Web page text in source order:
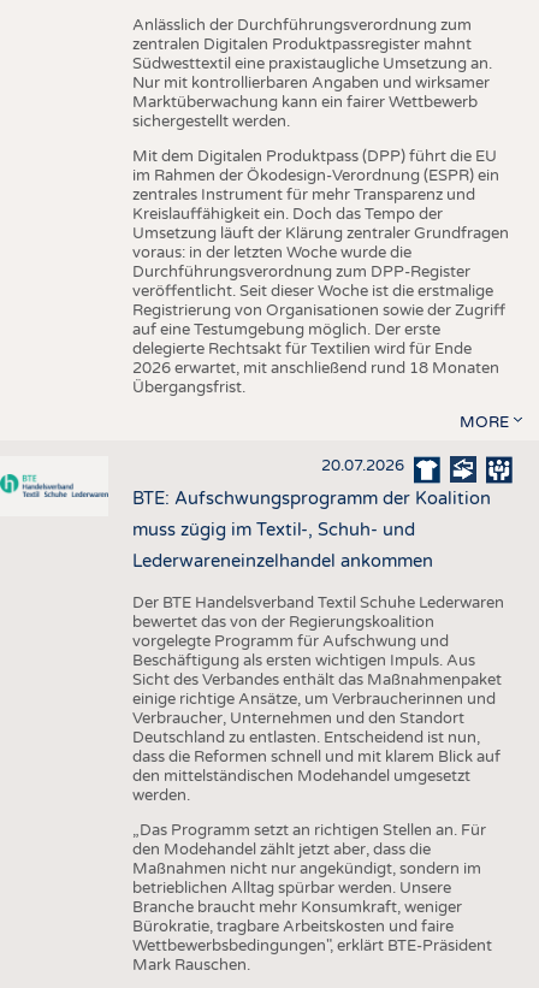
Anlässlich der Durchführungsverordnung zum
zentralen Digitalen Produktpassregister mahnt
Südwesttextil eine praxistaugliche Umsetzung an.
Nur mit kontrollierbaren Angaben und wirksamer
Marktüberwachung kann ein fairer Wettbewerb
sichergestellt werden.
Mit dem Digitalen Produktpass (DPP) führt die EU
im Rahmen der Ökodesign-Verordnung (ESPR) ein
zentrales Instrument für mehr Transparenz und
Kreislauffähigkeit ein. Doch das Tempo der
Umsetzung läuft der Klärung zentraler Grundfragen
voraus: in der letzten Woche wurde die
Durchführungsverordnung zum DPP-Register
veröffentlicht. Seit dieser Woche ist die erstmalige
Registrierung von Organisationen sowie der Zugriff
auf eine Testumgebung möglich. Der erste
delegierte Rechtsakt für Textilien wird für Ende
2026 erwartet, mit anschließend rund 18 Monaten
Übergangsfrist.
MORE
20.07.2026
BTE: Aufschwungsprogramm der Koalition
muss zügig im Textil-, Schuh- und
Lederwareneinzelhandel ankommen
Der BTE Handelsverband Textil Schuhe Lederwaren
bewertet das von der Regierungskoalition
vorgelegte Programm für Aufschwung und
Beschäftigung als ersten wichtigen Impuls. Aus
Sicht des Verbandes enthält das Maßnahmenpaket
einige richtige Ansätze, um Verbraucherinnen und
Verbraucher, Unternehmen und den Standort
Deutschland zu entlasten. Entscheidend ist nun,
dass die Reformen schnell und mit klarem Blick auf
den mittelständischen Modehandel umgesetzt
werden.
„Das Programm setzt an richtigen Stellen an. Für
den Modehandel zählt jetzt aber, dass die
Maßnahmen nicht nur angekündigt, sondern im
betrieblichen Alltag spürbar werden. Unsere
Branche braucht mehr Konsumkraft, weniger
Bürokratie, tragbare Arbeitskosten und faire
Wettbewerbsbedingungen", erklärt BTE-Präsident
Mark Rauschen.